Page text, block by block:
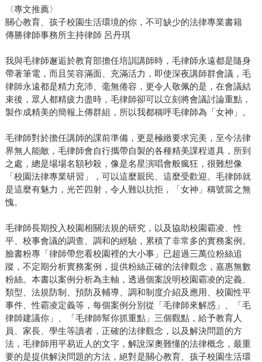
〈專文推薦〉
關心教育、孩子校園生活環境的你，不可缺少的法律專業書籍
傳勝律師事務所主持律師 呂丹琪
我與毛律師邂逅於教育部擔任培訓講師時，毛律師永遠都是隨身
帶著筆電，而且笑容滿面、充滿活力，即使深夜講師群會議，毛
律師永遠都是精力充沛、毫無倦容，更令人敬佩的是，在會議結
束後，眾人都精疲力盡時，毛律師卻可以立刻將會議討論重點，
製作成精美的簡報上傳群組，所以我都稱呼毛律師為「女神」。
毛律師對於擔任講師的課前準備，更是極緻要求完美，至今法律
界無人能敵，毛律師會自行攜帶自製的各種精美課程道具，所到
之處，總是場場名額秒殺，像是名星演唱會般瘋狂，很難想像
「校園法律專業研習」，可以這麼親民、這麼受歡迎。毛律師就
是這麼有魅力，光芒四射，令人難以抗拒，「女神」稱號當之無
愧。
毛律師長期投入校園相關法規的研究，以及協助校園霸凌、性
平、校事會議的調查、調和的經驗，累積了非常多的實務案例。
臉書粉專「律師帶您看校園裡的大小事」已超過三萬位粉絲追
蹤，不定期分析實務案例，提供粉絲正確的法律觀念，嘉惠無數
粉絲。本書以案例分析為主軸，透過個案說明校園霸凌的定義、
類型、法規防制、預防及輔導、調和制度介紹及應用、校園性平
事件、性霸凌定義等，每個案例分別從「毛律師來解惑」、「毛
律師建議你」、「毛律師幫你抓重點」三個觀點，給予教育人
員、家長、學生等讀者，正確的法律觀念，以及解決問題的方
法，毛律師用平易近人的文字，解說深奧難懂的法律概念，最重
要的是提供解決問題的方法，絕對是關心教育、孩子校園生活環